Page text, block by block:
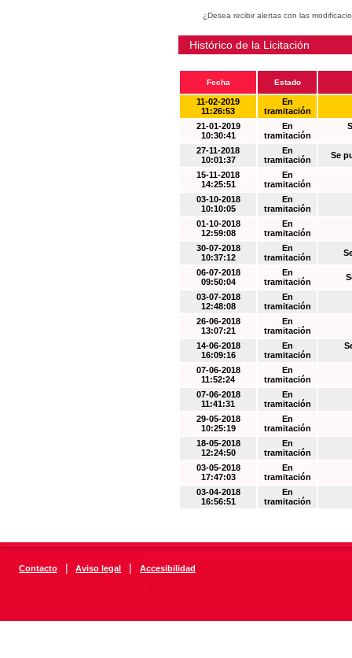
¿Desea recibir alertas con las
Histórico de la Licitación
Fecha Estado
11-02-2019
11:26:53
En
tramitación
21-01-2019
10:30:41
En
tramitación
27-11-2018
10:01:37
En
tramitación
Se
15-11-2018
14:25:51
En
tramitación
03-10-2018
10:10:05
En
tramitación
01-10-2018
12:59:08
En
tramitación
30-07-2018
10:37:12
En
tramitación
06-07-2018
09:50:04
En
tramitación
03-07-2018
12:48:08
En
tramitación
26-06-2018
13:07:21
En
tramitación
14-06-2018
16:09:16
En
tramitación
07-06-2018
11:52:24
En
tramitación
07-06-2018
11:41:31
En
tramitación
29-05-2018
10:25:19
En
tramitación
18-05-2018
12:24:50
En
tramitación
03-05-2018
17:47:03
En
tramitación
03-04-2018
16:56:51
En
tramitación
Contacto | Aviso legal | Accesibilidad